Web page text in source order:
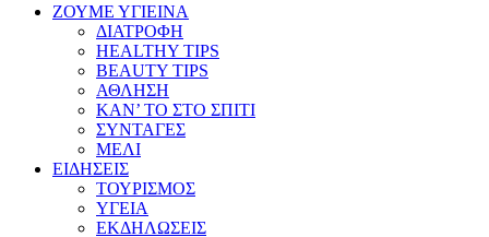
ΖΟΥΜΕ ΥΓΙΕΙΝΑ
ΔΙΑΤΡΟΦΗ
HEALTHY TIPS
BEAUTY TIPS
ΑΘΛΗΣΗ
ΚΑΝ’ ΤΟ ΣΤΟ ΣΠΙΤΙ
ΣΥΝΤΑΓΕΣ
ΜΕΛΙ
ΕΙΔΗΣΕΙΣ
ΤΟΥΡΙΣΜΟΣ
ΥΓΕΙΑ
ΕΚΔΗΛΩΣΕΙΣ